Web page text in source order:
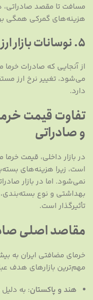
مسافت تا مقصد صادراتی،
هزینه‌های گمرکی همگی
۵. نوسانات بازار ارز
از آنجایی که صادرات خرما
می‌شود، تغییر نرخ ارز
دارد.
تفاوت قیمت
و صادراتی
در بازار داخلی، قیمت خرما
است، زیرا هزینه‌های
نمی‌شود. اما در بازار
بهداشتی و نوع
تأثیرگذار است.
مقاصد اصلی
مهم‌ترین بازارهای هدف
هند و پاکستان: به